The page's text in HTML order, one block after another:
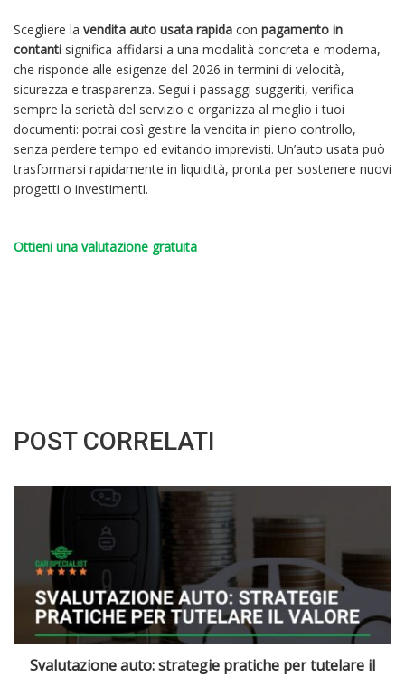
Scegliere la vendita auto usata rapida con pagamento in
contanti significa affidarsi a una modalità concreta e moderna,
che risponde alle esigenze del 2026 in termini di velocità,
sicurezza e trasparenza. Segui i passaggi suggeriti, verifica
sempre la serietà del servizio e organizza al meglio i tuoi
documenti: potrai così gestire la vendita in pieno controllo,
senza perdere tempo ed evitando imprevisti. Un’auto usata può
trasformarsi rapidamente in liquidità, pronta per sostenere nuovi
progetti o investimenti.
Ottieni una valutazione gratuita
POST CORRELATI
Qual è il valore di mercato della mia auto usata oggi?